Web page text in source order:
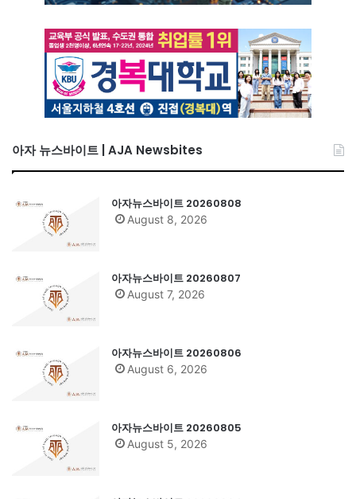
아자 뉴스바이트 | AJA Newsbites
아자뉴스바이트 20260808
August 8, 2026
아자뉴스바이트 20260807
August 7, 2026
아자뉴스바이트 20260806
August 6, 2026
아자뉴스바이트 20260805
August 5, 2026